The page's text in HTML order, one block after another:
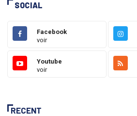
SOCIAL
Facebook
voir
Youtube
voir
RECENT